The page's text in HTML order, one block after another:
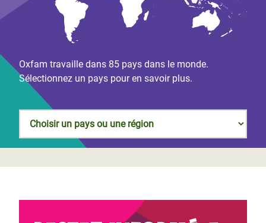
Oxfam travaille dans 85 pays dans le monde.
Sélectionnez un pays pour en savoir plus.